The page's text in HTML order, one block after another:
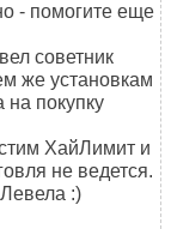
- помогите еще
советник
же установкам
покупку
ХайЛимит и
не ведется.
:)